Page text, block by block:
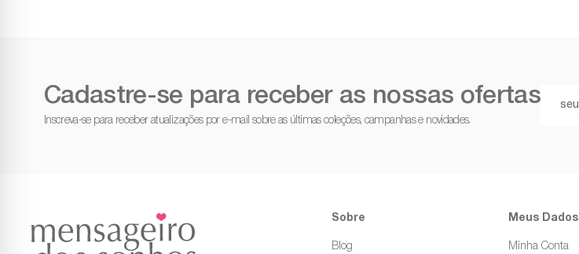
Cadastre-se para receber as nossas ofertas
Inscreva-se para receber atualizações por e-mail sobre as últimas coleções, campanhas e novidades.
Sobre
Blog
Meus Dados
Minha Conta